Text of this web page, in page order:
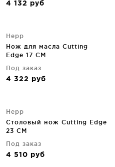
4 132 руб
Hepp
Нож для масла Cutting
Edge 17 CM
Под заказ
4 322 руб
Hepp
Столовый нож Cutting Edge
23 CM
Под заказ
4 510 руб